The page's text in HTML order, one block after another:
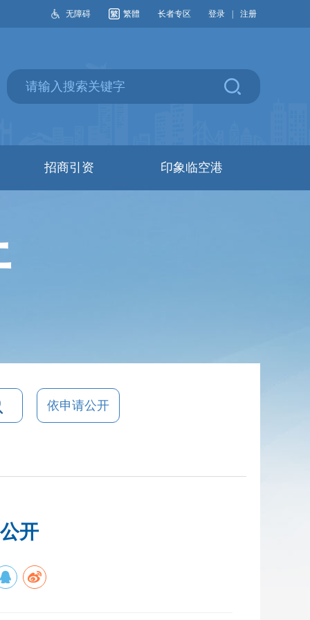
无障碍 繁體 长者专区 登录 注册
招商引资 印象临空港
依申请公开
开